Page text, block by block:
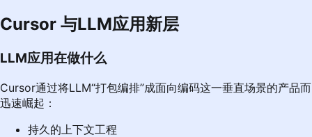
Cursor 与LLM应用新层
LLM应用在做什么
Cursor通过将LLM“打包编排”成面向编码这一垂直场景的产品而
迅速崛起：
持久的上下文工程